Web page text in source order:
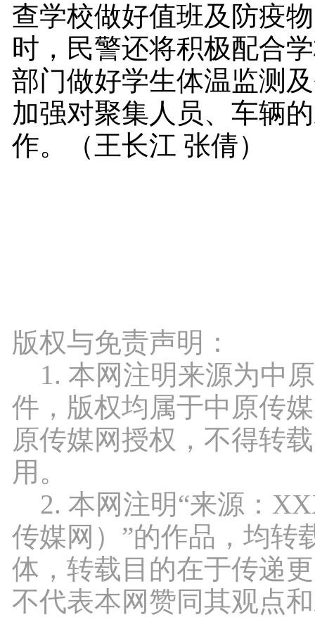
查学校做好值班及防疫
时，民警还将积极配合
部门做好学生体温监测
加强对聚集人员、车辆
作。（王长江 张倩）
版权与免责声明：
1. 本网注明来源为中
件，版权均属于中原传
原传媒网授权，不得转
用。
2. 本网注明“来源：
传媒网）”的作品，均转
体，转载目的在于传递
不代表本网赞同其观点